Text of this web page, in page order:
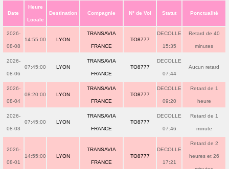
Date
Heure
Locale
Destination Compagnie N° de Vol Statut Ponctualité
2026-
08-08
14:55:00 LYON
TRANSAVIA
FRANCE
TO8777
DECOLLE
15:35
Retard de 40
minutes
2026-
08-06
07:45:00 LYON
TRANSAVIA
FRANCE
TO8777
DECOLLE
07:44
Aucun retard
2026-
08-04
08:20:00 LYON
TRANSAVIA
FRANCE
TO8777
DECOLLE
09:20
Retard de 1
heure
2026-
08-03
07:45:00 LYON
TRANSAVIA
FRANCE
TO8777
DECOLLE
07:46
Retard de 1
minute
2026-
08-01
14:55:00 LYON
TRANSAVIA
FRANCE
TO8777
DECOLLE
17:21
Retard de 2
heures et 26